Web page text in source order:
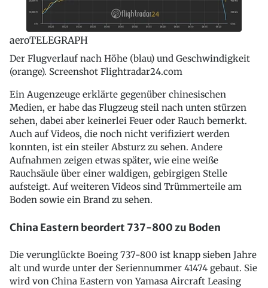
aeroTELEGRAPH
Der Flugverlauf nach Höhe (blau) und Geschwindigkeit
(orange). Screenshot Flightradar24.com
Ein Augenzeuge erklärte gegenüber chinesischen
Medien, er habe das Flugzeug steil nach unten stürzen
sehen, dabei aber keinerlei Feuer oder Rauch bemerkt.
Auch auf Videos, die noch nicht verifiziert werden
konnten, ist ein steiler Absturz zu sehen. Andere
Aufnahmen zeigen etwas später, wie eine weiße
Rauchsäule über einer waldigen, gebirgigen Stelle
aufsteigt. Auf weiteren Videos sind Trümmerteile am
Boden sowie ein Brand zu sehen.
China Eastern beordert 737-800 zu Boden
Die verunglückte Boeing 737-800 ist knapp sieben Jahre
alt und wurde unter der Seriennummer 41474 gebaut. Sie
wird von China Eastern von Yamasa Aircraft Leasing